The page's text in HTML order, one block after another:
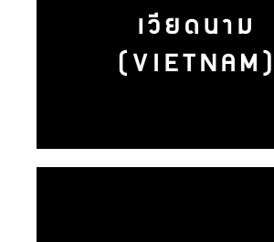
เวียดนาม
(VIETNAM)